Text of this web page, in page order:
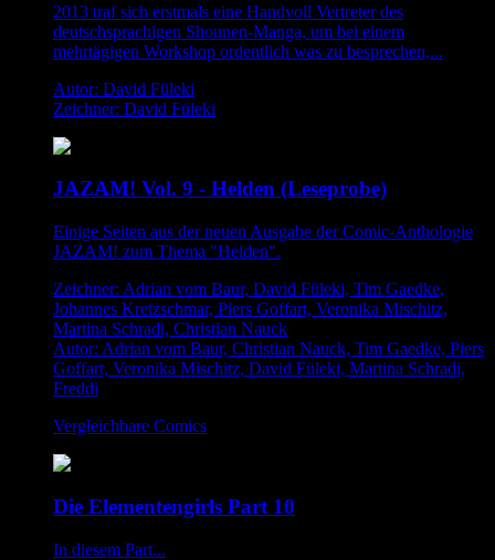
2013 traf sich erstmals eine Handvoll Vertreter des
deutschsprachigen Shounen-Manga, um bei einem
mehrtägigen Workshop ordentlich was zu besprechen,...
Autor: David Füleki
Zeichner: David Füleki
JAZAM! Vol. 9 - Helden (Leseprobe)
Einige Seiten aus der neuen Ausgabe der Comic-Anthologie
JAZAM! zum Thema "Helden".
Zeichner: Adrian vom Baur, David Füleki, Tim Gaedke,
Johannes Kretzschmar, Piers Goffart, Veronika Mischitz,
Martina Schradi, Christian Nauck
Autor: Adrian vom Baur, Christian Nauck, Tim Gaedke, Piers
Goffart, Veronika Mischitz, David Füleki, Martina Schradi,
Freddi
Vergleichbare Comics
Die Elementengirls Part 10
In diesem Part...